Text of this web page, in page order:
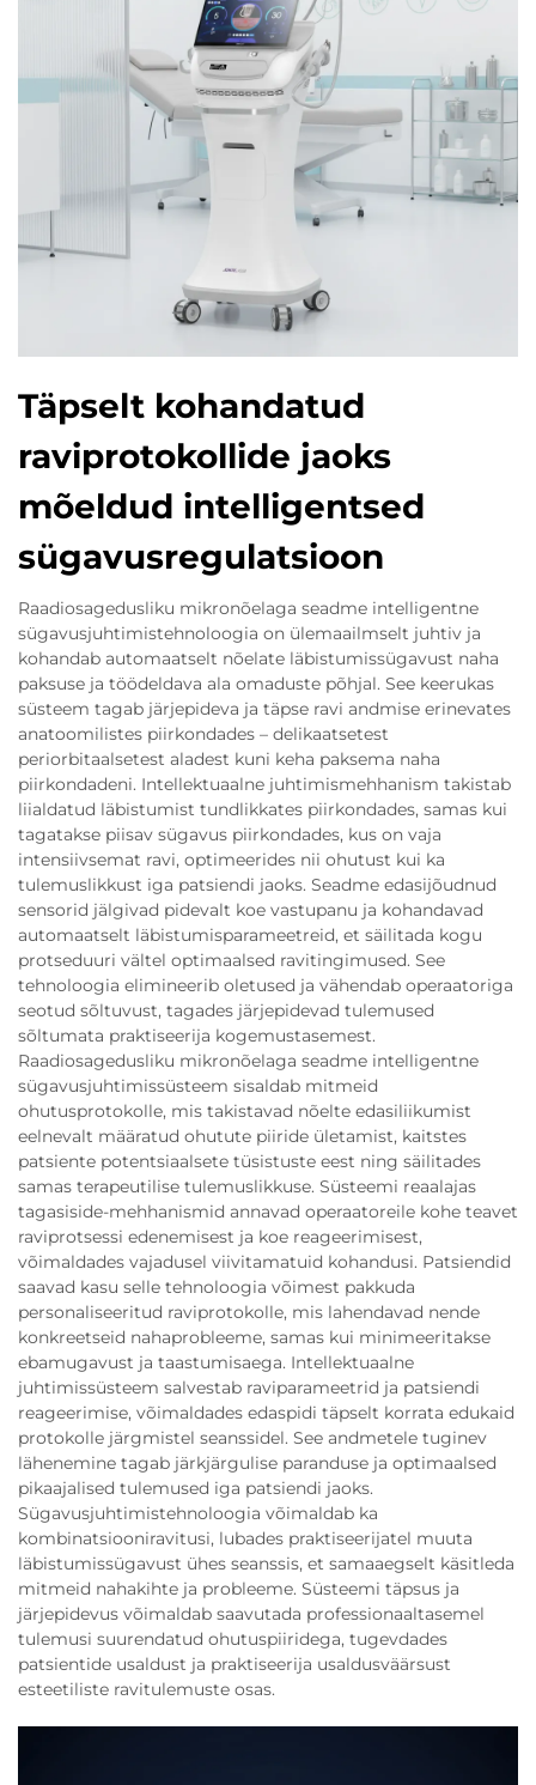
Täpselt kohandatud
raviprotokollide jaoks
mõeldud intelligentsed
sügavusregulatsioon
Raadiosagedusliku mikronõelaga seadme intelligentne
sügavusjuhtimistehnoloogia on ülemaailmselt juhtiv ja
kohandab automaatselt nõelate läbistumissügavust naha
paksuse ja töödeldava ala omaduste põhjal. See keerukas
süsteem tagab järjepideva ja täpse ravi andmise erinevates
anatoomilistes piirkondades – delikaatsetest
periorbitaalsetest aladest kuni keha paksema naha
piirkondadeni. Intellektuaalne juhtimismehhanism takistab
liialdatud läbistumist tundlikkates piirkondades, samas kui
tagatakse piisav sügavus piirkondades, kus on vaja
intensiivsemat ravi, optimeerides nii ohutust kui ka
tulemuslikkust iga patsiendi jaoks. Seadme edasijõudnud
sensorid jälgivad pidevalt koe vastupanu ja kohandavad
automaatselt läbistumisparameetreid, et säilitada kogu
protseduuri vältel optimaalsed ravitingimused. See
tehnoloogia elimineerib oletused ja vähendab operaatoriga
seotud sõltuvust, tagades järjepidevad tulemused
sõltumata praktiseerija kogemustasemest.
Raadiosagedusliku mikronõelaga seadme intelligentne
sügavusjuhtimissüsteem sisaldab mitmeid
ohutusprotokolle, mis takistavad nõelte edasiliikumist
eelnevalt määratud ohutute piiride ületamist, kaitstes
patsiente potentsiaalsete tüsistuste eest ning säilitades
samas terapeutilise tulemuslikkuse. Süsteemi reaalajas
tagasiside-mehhanismid annavad operaatoreile kohe teavet
raviprotsessi edenemisest ja koe reageerimisest,
võimaldades vajadusel viivitamatuid kohandusi. Patsiendid
saavad kasu selle tehnoloogia võimest pakkuda
personaliseeritud raviprotokolle, mis lahendavad nende
konkreetseid nahaprobleeme, samas kui minimeeritakse
ebamugavust ja taastumisaega. Intellektuaalne
juhtimissüsteem salvestab raviparameetrid ja patsiendi
reageerimise, võimaldades edaspidi täpselt korrata edukaid
protokolle järgmistel seanssidel. See andmetele tuginev
lähenemine tagab järkjärgulise paranduse ja optimaalsed
pikaajalised tulemused iga patsiendi jaoks.
Sügavusjuhtimistehnoloogia võimaldab ka
kombinatsiooniravitusi, lubades praktiseerijatel muuta
läbistumissügavust ühes seanssis, et samaaegselt käsitleda
mitmeid nahakihte ja probleeme. Süsteemi täpsus ja
järjepidevus võimaldab saavutada professionaaltasemel
tulemusi suurendatud ohutuspiiridega, tugevdades
patsientide usaldust ja praktiseerija usaldusväärsust
esteetiliste ravitulemuste osas.